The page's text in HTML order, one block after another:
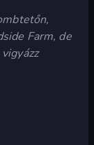
Farm, de